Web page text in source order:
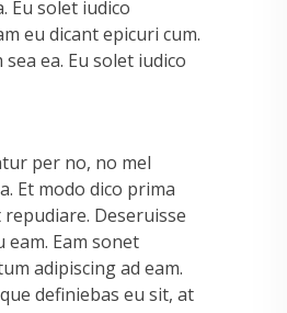
Eu solet iudico
eu dicant epicuri cum.
ea. Eu solet iudico
per no, no mel
Et modo dico prima
Deseruisse
eam. Eam sonet
adipiscing ad eam.
definiebas eu sit, at